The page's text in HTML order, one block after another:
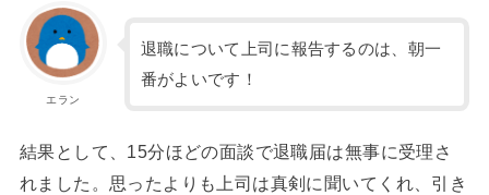
エラン
退職について上司に報告するのは、朝一
番がよいです！
結果として、15分ほどの面談で退職届は無事に受理さ
れました。思ったよりも上司は真剣に聞いてくれ、引き